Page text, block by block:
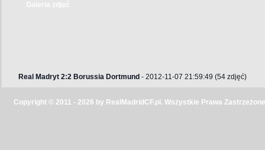
Galeria zdjęć
Real Madryt 2:2 Borussia Dortmund - 2012-11-07 21:59:49 (54 zdjęć)
Copyright © 2011 - 2026 by RealMadridCF.pl. Wszystkie Prawa